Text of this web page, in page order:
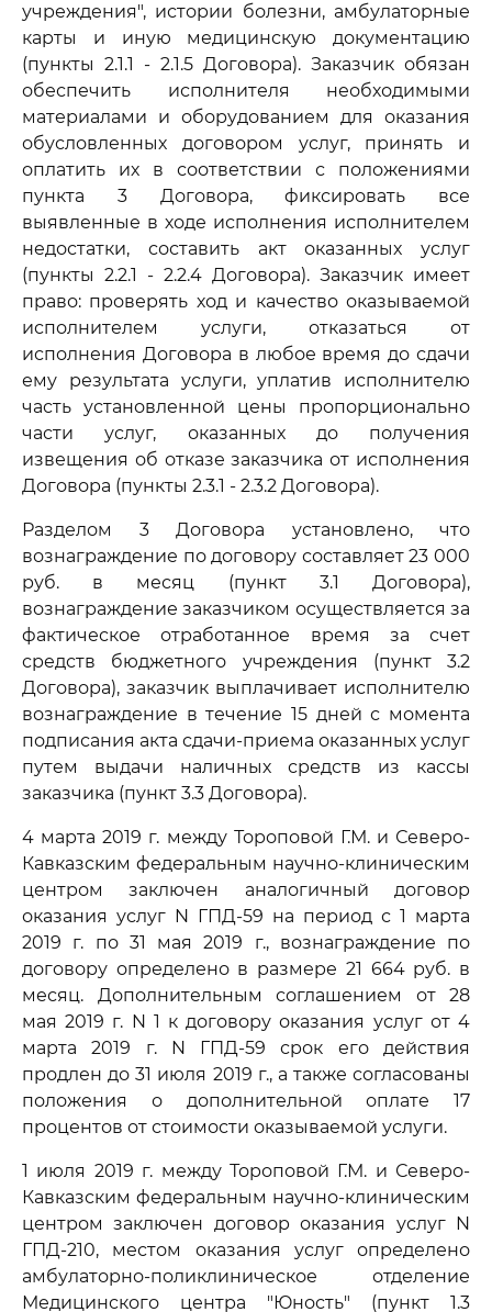
учреждения", истории болезни, амбулаторные
карты и иную медицинскую документацию
(пункты 2.1.1 - 2.1.5 Договора). Заказчик обязан
обеспечить исполнителя необходимыми
материалами и оборудованием для оказания
обусловленных договором услуг, принять и
оплатить их в соответствии с положениями
пункта 3 Договора, фиксировать все
выявленные в ходе исполнения исполнителем
недостатки, составить акт оказанных услуг
(пункты 2.2.1 - 2.2.4 Договора). Заказчик имеет
право: проверять ход и качество оказываемой
исполнителем услуги, отказаться от
исполнения Договора в любое время до сдачи
ему результата услуги, уплатив исполнителю
часть установленной цены пропорционально
части услуг, оказанных до получения
извещения об отказе заказчика от исполнения
Договора (пункты 2.3.1 - 2.3.2 Договора).
Разделом 3 Договора установлено, что
вознаграждение по договору составляет 23 000
руб. в месяц (пункт 3.1 Договора),
вознаграждение заказчиком осуществляется за
фактическое отработанное время за счет
средств бюджетного учреждения (пункт 3.2
Договора), заказчик выплачивает исполнителю
вознаграждение в течение 15 дней с момента
подписания акта сдачи-приема оказанных услуг
путем выдачи наличных средств из кассы
заказчика (пункт 3.3 Договора).
4 марта 2019 г. между Тороповой Г.М. и Северо-
Кавказским федеральным научно-клиническим
центром заключен аналогичный договор
оказания услуг N ГПД-59 на период с 1 марта
2019 г. по 31 мая 2019 г., вознаграждение по
договору определено в размере 21 664 руб. в
месяц. Дополнительным соглашением от 28
мая 2019 г. N 1 к договору оказания услуг от 4
марта 2019 г. N ГПД-59 срок его действия
продлен до 31 июля 2019 г., а также согласованы
положения о дополнительной оплате 17
процентов от стоимости оказываемой услуги.
1 июля 2019 г. между Тороповой Г.М. и Северо-
Кавказским федеральным научно-клиническим
центром заключен договор оказания услуг N
ГПД-210, местом оказания услуг определено
амбулаторно-поликлиническое отделение
Медицинского центра "Юность" (пункт 1.3